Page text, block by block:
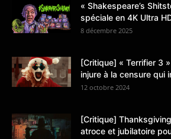
« Shakespeare’s
spéciale en 4K Ultra
8 décembre 2025
[Critique] « Terrifier 3
injure à la censure qui
12 octobre 2024
[Critique]
atroce et jubilatoire